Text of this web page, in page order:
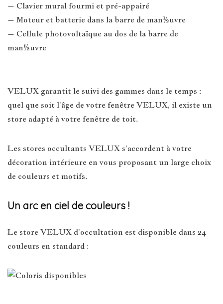
– Clavier mural fourmi et pré-appairé
– Moteur et batterie dans la barre de man½uvre
– Cellule photovoltaïque au dos de la barre de
man½uvre
VELUX garantit le suivi des gammes dans le temps :
quel que soit l’âge de votre fenêtre VELUX, il existe un
store adapté à votre fenêtre de toit.
Les stores occultants VELUX s’accordent à votre
décoration intérieure en vous proposant un large choix
de couleurs et motifs.
Un arc en ciel de couleurs !
Le store VELUX d’occultation est disponible dans 24
couleurs en standard :